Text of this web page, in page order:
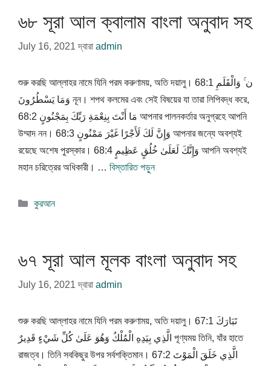
৬৮ সূরা আল ক্বালাম বাংলা অনুবাদ সহ
July 16, 2021 দ্বারা admin
শুরু করছি আল্লাহর নামে যিনি পরম করুণাময়, অতি দয়ালু। 68:1 ن ۚ وَالْقَلَمِ
وَمَا يَسْطُرُونَ নূন। শপথ কলমের এবং সেই বিষয়ের যা তারা লিপিবদ্ধ করে,
68:2 مَا أَنْتَ بِنِعْمَةِ رَبِّكَ بِمَجْنُونٍ আপনার পালনকর্তার অনুগ্রহে আপনি
উম্মাদ নন। 68:3 وَإِنَّ لَكَ لَأَجْرًا غَيْرَ مَمْنُونٍ আপনার জন্যে অবশ্যই
রয়েছে অশেষ পুরস্কার। 68:4 وَإِنَّكَ لَعَلَىٰ خُلُقٍ عَظِيمٍ আপনি অবশ্যই
মহান চরিত্রের অধিকারী। … বিস্তারিত পড়ুন
বিভাগ
কুরআন
৬৭ সূরা আল মূলক বাংলা অনুবাদ সহ
July 16, 2021 দ্বারা admin
শুরু করছি আল্লাহর নামে যিনি পরম করুণাময়, অতি দয়ালু। 67:1 تَبَارَكَ
الَّذِي بِيَدِهِ الْمُلْكُ وَهُوَ عَلَىٰ كُلِّ شَيْءٍ قَدِيرٌ পূণ্যময় তিনি, যাঁর হাতে
রাজত্ব। তিনি সবকিছুর উপর সর্বশক্তিমান। 67:2 الَّذِي خَلَقَ الْمَوْتَ